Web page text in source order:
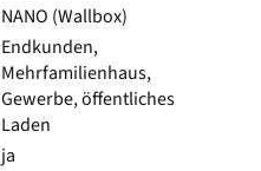
NANO (Wallbox)
Endkunden,
Mehrfamilienhaus,
Gewerbe, öffentliches
Laden
ja